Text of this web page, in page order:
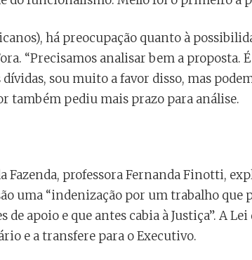
há preocupação quanto à
“Precisamos analisar bem a
sou muito a favor disso, mas
também pediu mais prazo para análise.
professora Fernanda Finotti,
uma “indenização por um trabalho que
de apoio e que antes cabia à Justiça”. A
e a transfere para o Executivo.